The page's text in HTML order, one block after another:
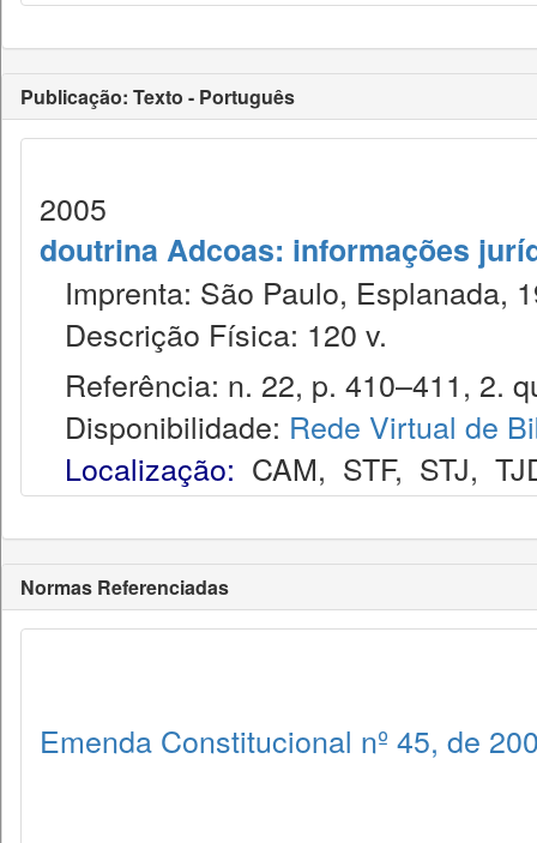
Publicação: Texto - Português
2005
doutrina Adcoas: informações
Imprenta: São Paulo, Esplanada,
Descrição Física: 120 v.
Referência: n. 22, p. 410–411, 2.
Disponibilidade: Rede Virtual de
Localização: CAM, STF, STJ,
Normas Referenciadas
Emenda Constitucional nº 45, de